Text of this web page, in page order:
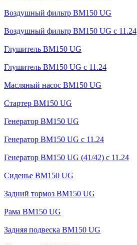
Воздушный фильтр BM150 UG
Воздушный фильтр BM150 UG c 11.24
Глушитель BM150 UG
Глушитель BM150 UG с 11.24
Масляный насос BM150 UG
Стартер BM150 UG
Генератор BM150 UG
Генератор BM150 UG с 11.24
Генератор BM150 UG (41/42) с 11.24
Сиденье BM150 UG
Задний тормоз BM150 UG
Рама BM150 UG
Задняя подвеска BM150 UG